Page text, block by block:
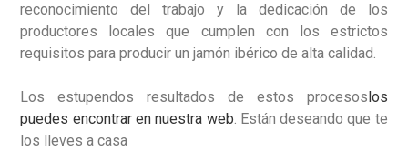
reconocimiento del trabajo y la dedicación de los
productores locales que cumplen con los estrictos
requisitos para producir un jamón ibérico de alta calidad.
Los estupendos resultados de estos procesoslos
puedes encontrar en nuestra web. Están deseando que te
los lleves a casa